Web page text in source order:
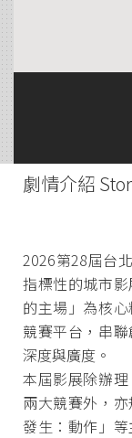
劇情介紹
2026第28屆台
指標性的城市
的主場」為核
競賽平台，串
深度與廣度。
本屆影展除辦理
兩大競賽外，
發生：動作」